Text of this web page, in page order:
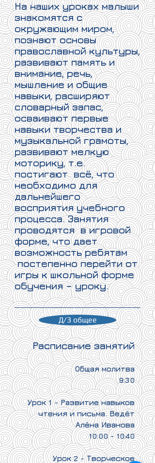
На наших уроках малыши
знакомятся с
окружающим миром,
познают основы
православной культуры,
развивают память и
внимание, речь,
мышление и общие
навыки, расширяют
словарный запас,
осваивают первые
навыки творчества и
музыкальной грамоты,
развивают мелкую
моторику, т.е.
постигают всё, что
необходимо для
дальнейшего
восприятия учебного
процесса. Занятия
проводятся в игровой
форме, что дает
возможность ребятам
постепенно перейти от
игры к школьной форме
обучения – уроку.
Д/З общее
Расписание занятий
Общая молитва
9:30
Урок 1 - Развитие навыков
чтения и письма. Ведёт
Алёна Иванова
10:00 - 10:40
Урок 2 - Творческое